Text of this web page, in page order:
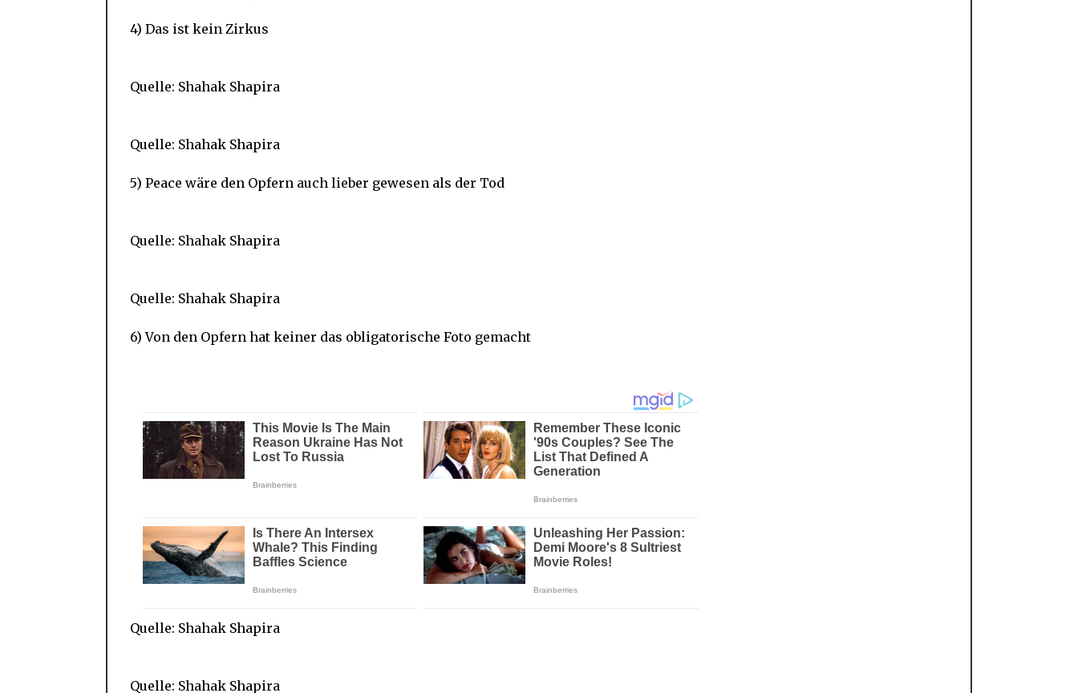
4) Das ist kein Zirkus
Quelle: Shahak Shapira
Quelle: Shahak Shapira
5) Peace wäre den Opfern auch lieber gewesen als der Tod
Quelle: Shahak Shapira
Quelle: Shahak Shapira
6) Von den Opfern hat keiner das obligatorische Foto gemacht
Quelle: Shahak Shapira
Quelle: Shahak Shapira